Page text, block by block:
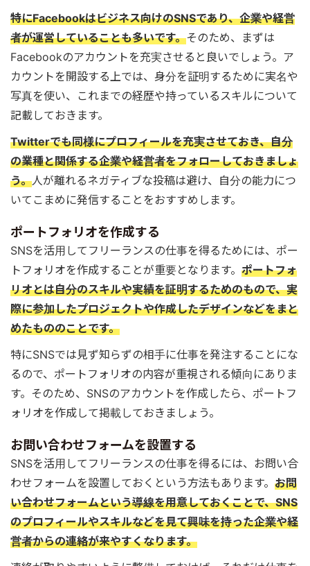
特にFacebookはビジネス向けのSNSであり、企業や経営
者が運営していることも多いです。そのため、まずは
Facebookのアカウントを充実させると良いでしょう。ア
カウントを開設する上では、身分を証明するために実名や
写真を使い、これまでの経歴や持っているスキルについて
記載しておきます。
Twitterでも同様にプロフィールを充実させておき、自分
の業種と関係する企業や経営者をフォローしておきましょ
う。人が離れるネガティブな投稿は避け、自分の能力につ
いてこまめに発信することをおすすめします。
ポートフォリオを作成する
SNSを活用してフリーランスの仕事を得るためには、ポー
トフォリオを作成することが重要となります。 ポートフォ
リオとは自分のスキルや実績を証明するためのもので、実
際に参加したプロジェクトや作成したデザインなどをまと
めたもののことです。
特にSNSでは見ず知らずの相手に仕事を発注することにな
るので、ポートフォリオの内容が重視される傾向にありま
す。そのため、SNSのアカウントを作成したら、ポートフ
ォリオを作成して掲載しておきましょう。
お問い合わせフォームを設置する
SNSを活用してフリーランスの仕事を得るには、お問い合
わせフォームを設置しておくという方法もあります。 お問
い合わせフォームという導線を用意しておくことで、SNS
のプロフィールやスキルなどを見て興味を持った企業や経
営者からの連絡が来やすくなります。